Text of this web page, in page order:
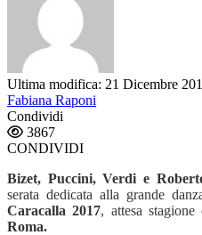
Ultima modifica: 21 Dicembre
Fabiana Raponi
Condividi
3867
CONDIVIDI
Bizet, Puccini, Verdi e
serata dedicata alla grande
Caracalla 2017, attesa stagione
Roma.